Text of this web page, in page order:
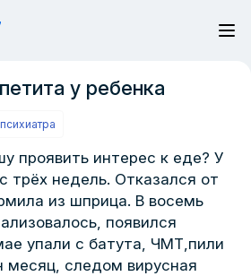
у ребенка
проявить интерес к еде? У
трёх недель. Отказался от
из шприца. В восемь
появился
упали с батута, ЧМТ,пили
месяц, следом вирусная